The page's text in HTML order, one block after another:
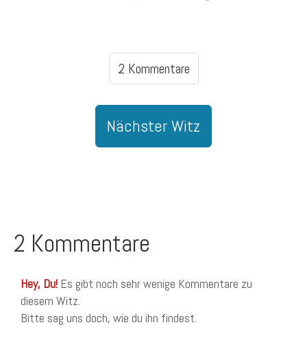
2 Kommentare
Nächster Witz
2 Kommentare
Hey, Du! Es gibt noch sehr wenige Kommentare zu
diesem Witz.
Bitte sag uns doch, wie du ihn findest.